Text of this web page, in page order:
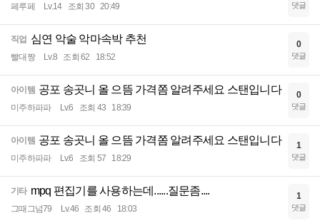
페루페 Lv.14 조회 30 20:49 댓글
직업 심연 악술 악마속박 추천
빨대짱 Lv.8 조회 62 18:52
0
댓글
아이템 공포 송곳니 올 으뜸 가격쫌 알려주세요 스탠입니다
미주하파파 Lv.6 조회 43 18:39
0
댓글
아이템 공포 송곳니 올 으뜸 가격쫌 알려주세요 스탠입니다
미주하파파 Lv.6 조회 57 18:29
1
댓글
기타 mpq 편집기를 사용하는데......질문좀....
그때그넘79 Lv.46 조회 46 18:03
1
댓글